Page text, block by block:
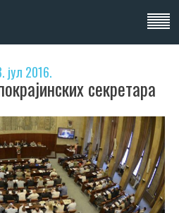
јул 2016.
секретара